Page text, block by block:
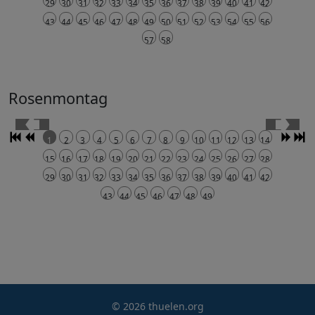
29 30 31 32 33 34 35 36 37 38 39 40 41
42
43
44 45 46 47 48 49 50 51 52 53 54 55
56
57
58
Rosenmontag
1 2 3 4 5 6 7 8 9 10 11 12 13
14
15
16 17 18 19 20 21 22 23 24 25 26 27
28
29
30 31 32 33 34 35 36 37 38 39 40 41
42
43
44 45 46 47 48 49
© 2026 thuelen.org